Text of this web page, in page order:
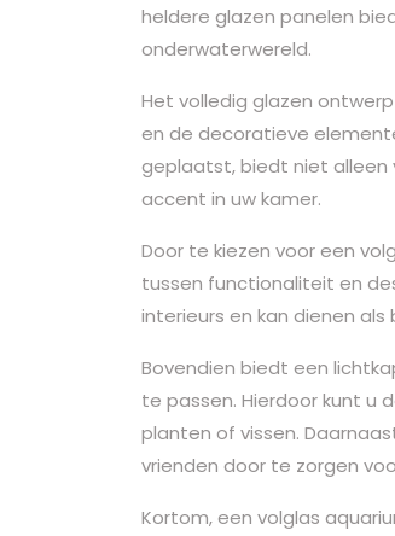
heldere glazen panelen
onderwaterwereld.
Het volledig glazen
en de decoratieve
geplaatst, biedt niet alleen
accent in uw kamer.
Door te kiezen voor een
tussen functionaliteit en
interieurs en kan dienen als
Bovendien biedt een
te passen. Hierdoor kunt u
planten of vissen.
vrienden door te zorgen
Kortom, een volglas